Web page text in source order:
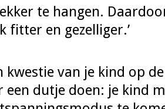
te hangen.
fitter en gezelliger.’
kwestie van je kind op
een dutje doen: je kind